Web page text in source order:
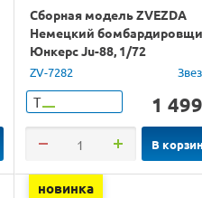
Сборная модель ZVEZDA
Немецкий
Юнкерс Ju-88, 1/72
ZV-7282
Т 1 499
В
новинка